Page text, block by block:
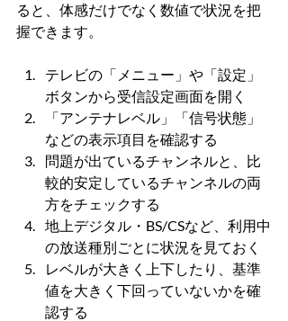
ると、体感だけでなく数値で状況を把
握できます。
テレビの「メニュー」や「設定」
ボタンから受信設定画面を開く
「アンテナレベル」「信号状態」
などの表示項目を確認する
問題が出ているチャンネルと、比
較的安定しているチャンネルの両
方をチェックする
地上デジタル・BS/CSなど、利用中
の放送種別ごとに状況を見ておく
レベルが大きく上下したり、基準
値を大きく下回っていないかを確
認する